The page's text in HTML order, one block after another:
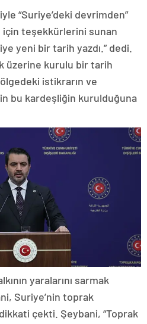
“Suriye’deki devrimden”
için teşekkürlerini sunan
yeni bir tarih yazdı.” dedi.
üzerine kurulu bir tarih
istikrarın ve
bu kardeşliğin kurulduğuna
yaralarını sarmak
Suriye’nin toprak
çekti. Şeybani, “Toprak